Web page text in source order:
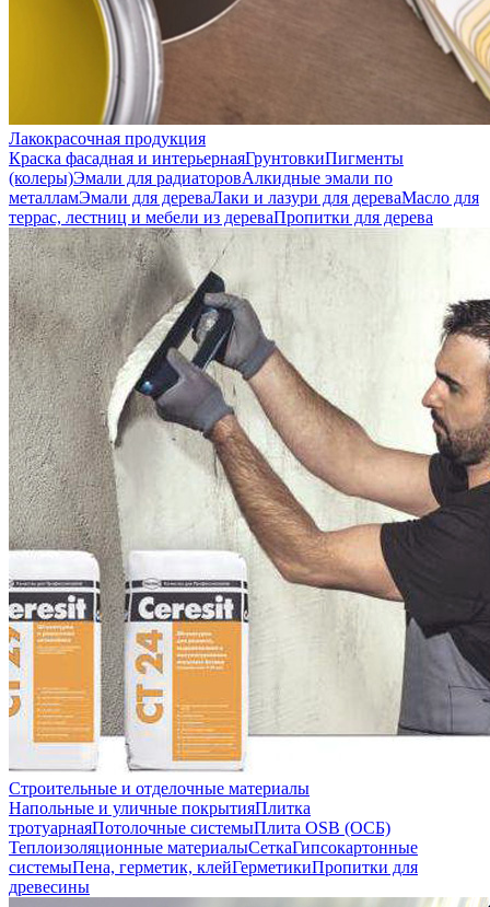
Лакокрасочная продукция
Краска фасадная и интерьернаяГрунтовкиПигменты
(колеры)Эмали для радиаторовАлкидные эмали по
металламЭмали для дереваЛаки и лазури для дереваМасло для
террас, лестниц и мебели из дереваПропитки для дерева
Строительные и отделочные материалы
Напольные и уличные покрытияПлитка
тротуарнаяПотолочные системыПлита OSB (ОСБ)
Теплоизоляционные материалыСеткаГипсокартонные
системыПена, герметик, клейГерметикиПропитки для
древесины